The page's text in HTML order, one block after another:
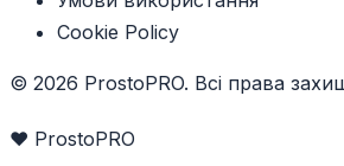
Cookie Policy
© 2026 ProstoPRO. Всі права
❤️ ProstoPRO